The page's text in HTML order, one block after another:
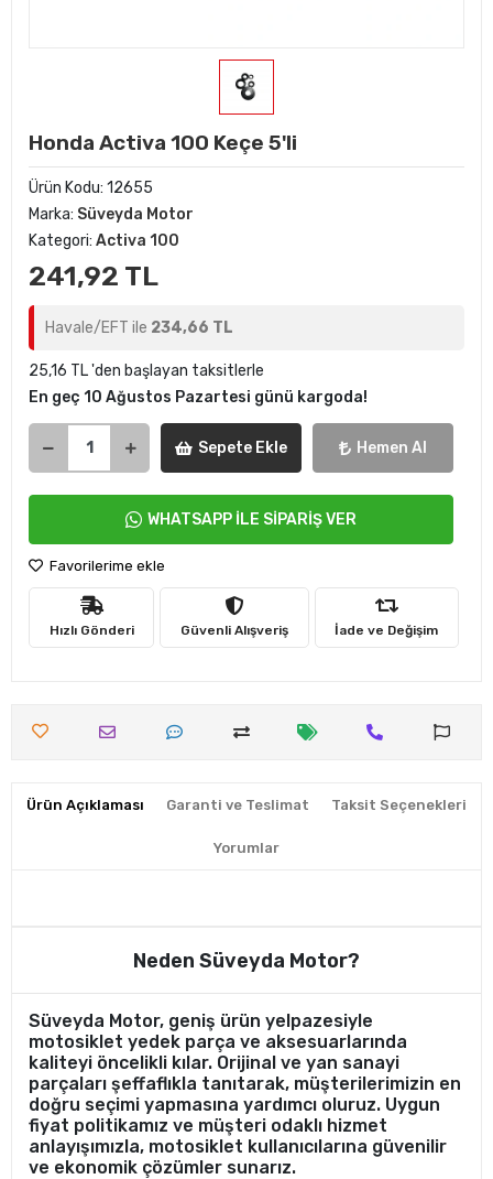
Honda Activa 100 Keçe 5'li
Ürün Kodu: 12655
Marka: Süveyda Motor
Kategori: Activa 100
241,92 TL
Havale/EFT ile 234,66 TL
25,16 TL 'den başlayan taksitlerle
En geç 10 Ağustos Pazartesi günü kargoda!
Sepete Ekle Hemen Al
WHATSAPP İLE SİPARİŞ VER
Favorilerime ekle
Hızlı Gönderi Güvenli Alışveriş İade ve Değişim
Ürün Açıklaması Garanti ve Teslimat Taksit Seçenekleri
Yorumlar
Neden Süveyda Motor?
Süveyda Motor, geniş ürün yelpazesiyle
motosiklet yedek parça ve aksesuarlarında
kaliteyi öncelikli kılar. Orijinal ve yan sanayi
parçaları şeffaflıkla tanıtarak, müşterilerimizin en
doğru seçimi yapmasına yardımcı oluruz. Uygun
fiyat politikamız ve müşteri odaklı hizmet
anlayışımızla, motosiklet kullanıcılarına güvenilir
ve ekonomik çözümler sunarız.